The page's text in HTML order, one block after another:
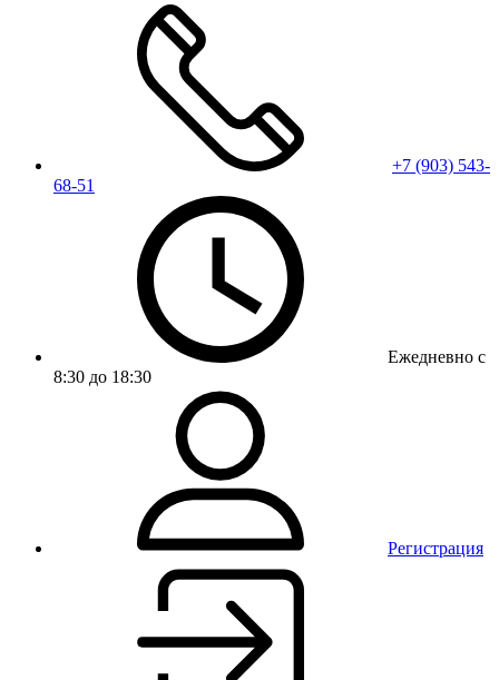
+7 (903) 543-
68-51
Ежедневно с
8:30 до 18:30
Регистрация